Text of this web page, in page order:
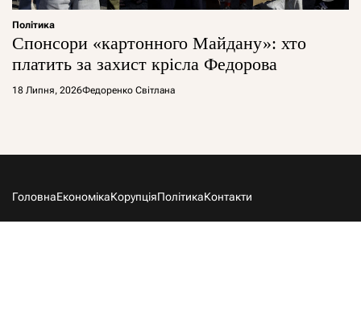
Політика
Спонсори «картонного Майдану»: хто
платить за захист крісла Федорова
18 Липня, 2026Федоренко Світлана
ГоловнаЕкономікаКорупціяПолітикаКонтакти